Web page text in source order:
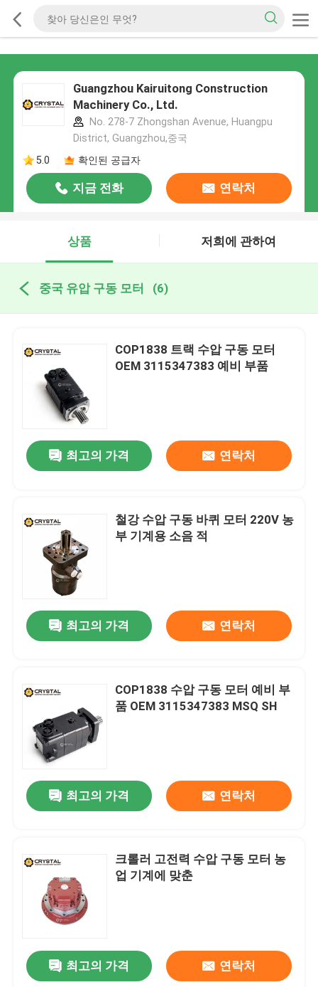
Guangzhou Kairuitong Construction
Machinery Co., Ltd.
No. 278-7 Zhongshan Avenue, Huangpu
District, Guangzhou,중국
5.0
확인된 공급자
지금 전화 연락처
상품 저희에 관하여
중국 유압 구동 모터 (6)
COP1838 트랙 수압 구동 모터
OEM 3115347383 예비 부품
최고의 가격 연락처
철강 수압 구동 바퀴 모터 220V 농
부 기계용 소음 적
최고의 가격 연락처
COP1838 수압 구동 모터 예비 부
품 OEM 3115347383 MSQ SH
최고의 가격 연락처
크롤러 고전력 수압 구동 모터 농
업 기계에 맞춘
최고의 가격 연락처